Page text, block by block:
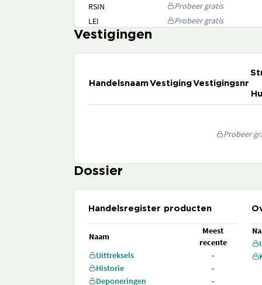
RSIN
Probeer gratis
LEI
Probeer gratis
Vestigingen
HandelsnaamVestigingVestigingsnr
Probeer
Dossier
Handelsregister producten
Naam
Meest
recente
Uittreksels
-
Historie
-
Deponeringen
-